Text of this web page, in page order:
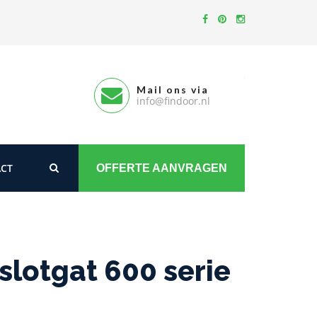
Mail ons via
info@findoor.nl
OFFERTE AANVRAGEN
600 serie